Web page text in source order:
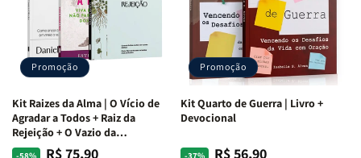
Promoção
Kit Raizes da Alma | O Vício de
Agradar a Todos + Raiz da
Rejeição + O Vazio da
Insatisfação.
-58% R$ 75,90
Promoção
Kit Quarto de Guerra | Livro +
Devocional
-37% R$ 56,90